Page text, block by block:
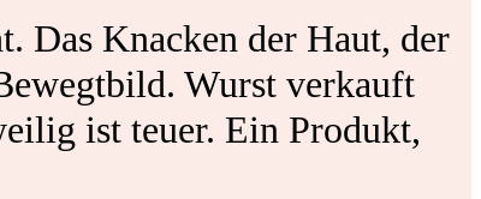
Das Knacken der Haut, der
Wurst verkauft
ist teuer. Ein Produkt,